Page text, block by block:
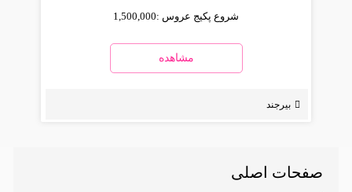
شروع پکیج عروس :1,500,000
مشاهده
بیرجند
صفحات اصلی